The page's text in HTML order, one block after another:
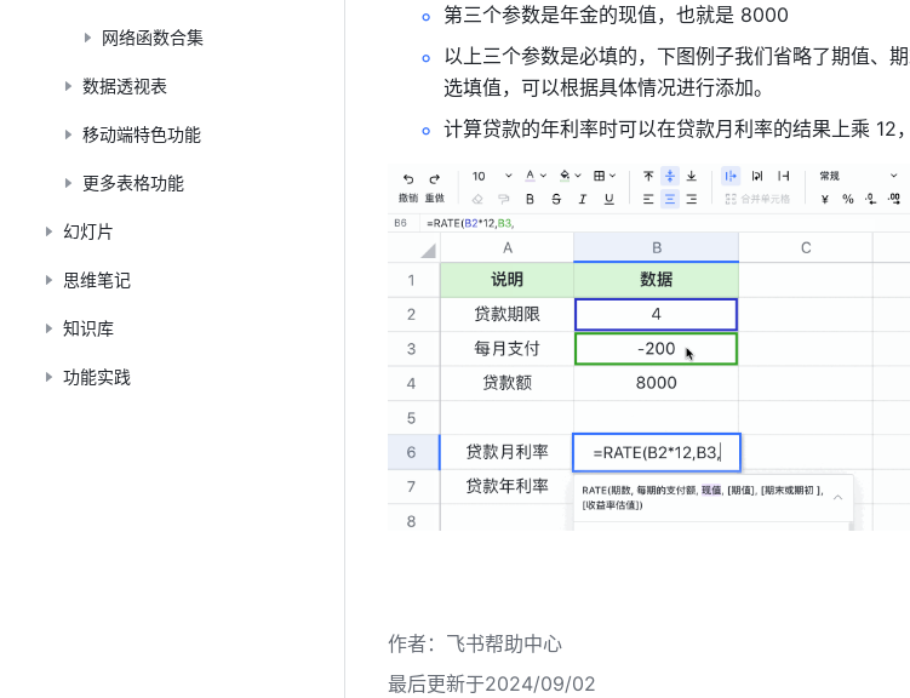
网络函数合集
数据透视表
移动端特色功能
更多表格功能
幻灯片
思维笔记
知识库
功能实践
第三个参数是年金的现值，也就是 8000
以上三个参数是必填的，下图例子我们省略了期值、
选填值，可以根据具体情况进行添加。
计算贷款的年利率时可以在贷款月利率的结果上乘 12
作者 ： 飞书帮助中心
最后更新于2024/09/02